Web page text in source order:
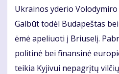
Ukrainos yderio Volodymiro
Galbūt todėl Budapeštas
ėmė apeliuoti į Briuselį.
politinė bei finansinė
teikia Kyjivui nepagrįtų